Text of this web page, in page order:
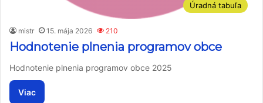
Úradná tabuľa
mistr 15. mája 2026 210
Hodnotenie plnenia programov obce
Hodnotenie plnenia programov obce 2025
Viac